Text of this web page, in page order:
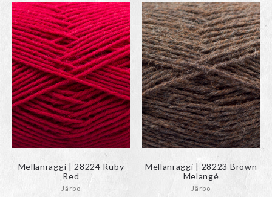
Mellanraggi | 28224 Ruby
Red
Järbo
Mellanraggi | 28223 Brown
Melangé
Järbo